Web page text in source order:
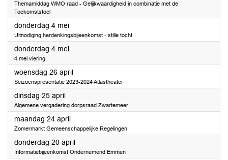
Themamiddag WMO raad - Gelijkwaardigheid in combinatie met de
Toekomststoel
donderdag 4 mei2023
Uitnodiging herdenkingsbijeenkomst - stille tocht
donderdag 4 mei2023
4 mei viering
woensdag 26 april2023
Seizoenspresentatie 2023-2024 Atlastheater
dinsdag 25 april2023
Algemene vergadering dorpsraad Zwartemeer
maandag 24 april2023
Zomermarkt Gemeenschappelijke Regelingen
donderdag 20 april2023
Informatiebijeenkomst Ondernemend Emmen